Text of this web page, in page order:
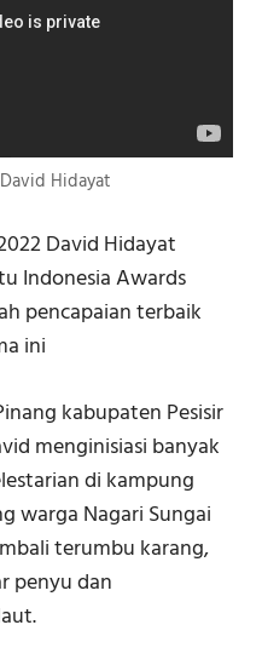
Hidayat
David Hidayat
Indonesia Awards
pencapaian terbaik
ini
kabupaten Pesisir
menginisiasi banyak
di kampung
warga Nagari Sungai
terumbu karang,
penyu dan